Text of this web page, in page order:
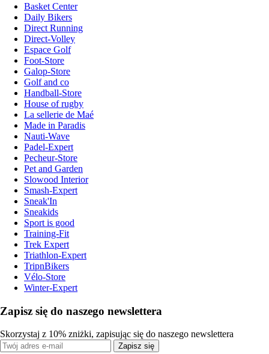
Basket Center
Daily Bikers
Direct Running
Direct-Volley
Espace Golf
Foot-Store
Galop-Store
Golf and co
Handball-Store
House of rugby
La sellerie de Maé
Made in Paradis
Nauti-Wave
Padel-Expert
Pecheur-Store
Pet and Garden
Slowood Interior
Smash-Expert
Sneak'In
Sneakids
Sport is good
Training-Fit
Trek Expert
Triathlon-Expert
TripnBikers
Vélo-Store
Winter-Expert
Zapisz się do naszego newslettera
Skorzystaj z 10% zniżki, zapisując się do naszego newslettera
Zapisz się